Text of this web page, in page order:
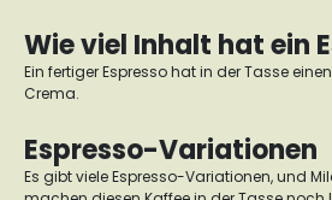
Wie viel Inhalt hat ein
Ein fertiger Espresso hat in der Tasse
Crema.
Espresso-Variationen
Es gibt viele Espresso-Variationen, und